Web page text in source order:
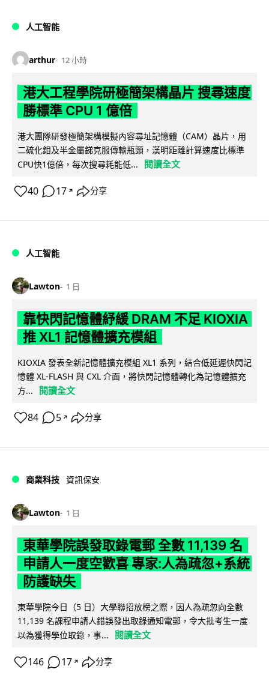
人工智能
arthur 12 小時
港大工程學院研極簡架構晶片 搜尋速度
勝標準 CPU 1 億倍
港大團隊研發極簡架構模擬內容尋址記憶體（CAM）晶片，用
二硫化鉬及半金屬銻克服傳輸瓶頸，漢明距離計算速度比標準
CPU快1億倍，每次搜尋耗能低...
閱讀全文
40 17 ↗ 分享
人工智能
Lawton 1 日
靠快閃記憶體紓緩 DRAM 不足 KIOXIA
推 XL1 記憶體擴充模組
KIOXIA 發表全新記憶體擴充模組 XL1 系列，結合低延遲快閃記
憶體 XL-FLASH 與 CXL 介面，將快閃記憶體轉化為記憶體擴充
方...
閱讀全文
84 5 ↗ 分享
商業科技 資訊保安
Lawton 1 日
東華學院誤發取錄電郵 全數 11,139 名
申請人一度空歡喜 專家:人為疏忽+系統
防護缺失
東華學院今日（5 日）大學聯招放榜之際，因人為疏忽向全數
11,139 名課程申請人錯誤發出取錄通知電郵，令大批考生一度
以為獲得學位取錄，事...
閱讀全文
146 17 ↗ 分享